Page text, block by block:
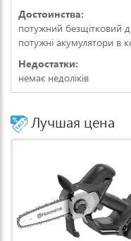
Достоинства:
потужний безщітковий
потужні акумулятори в
Недостатки:
немає недоліків
Лучшая цена